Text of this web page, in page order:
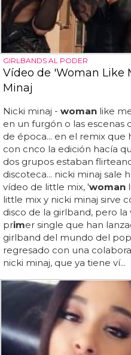
GIRLBANDS AL PODER
Vídeo de 'Woman Like
Minaj
Nicki minaj - woman like
en un furgón o las escenas
de época... en el remix
con cnco la edición hacía
dos grupos estaban
discoteca... nicki minaj sale
vídeo de little mix, 'woman
little mix y nicki minaj sirve
disco de la girlband, pero
primer single que han
girlband del mundo del
regresado con una
nicki minaj, que ya tiene ví...